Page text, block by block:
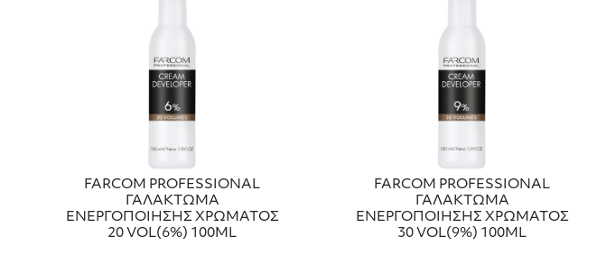
FARCOM PROFESSIONAL
ΓΑΛΑΚΤΩΜΑ
ΕΝΕΡΓΟΠΟΙΗΣΗΣ ΧΡΩΜΑΤΟΣ
20 VOL(6%) 100ML
FARCOM PROFESSIONAL
ΓΑΛΑΚΤΩΜΑ
ΕΝΕΡΓΟΠΟΙΗΣΗΣ ΧΡΩΜΑΤΟΣ
30 VOL(9%) 100ML